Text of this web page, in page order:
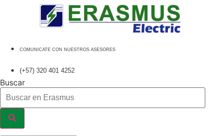
COMUNICATE CON NUESTROS ASESORES
(+57) 320 401 4252
Buscar